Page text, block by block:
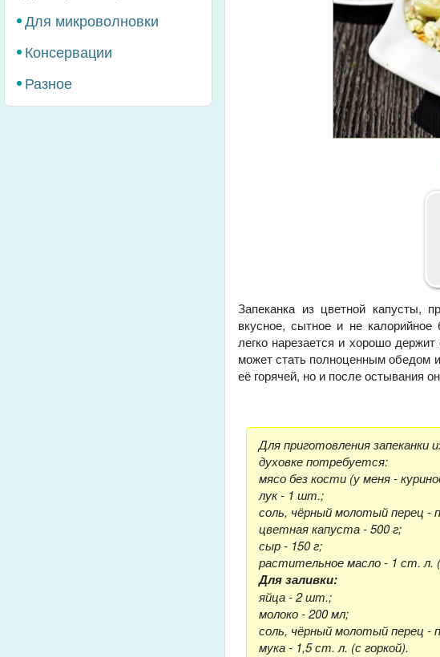
Для микроволновки
Консервации
Разное
Запеканка из цветной капусты,
вкусное, сытное и не
легко нарезается и хорошо
может стать полноценным обедом
её горячей, но и после остывания
Для приготовления
духовке потребуется:
мясо без кости (у меня -
лук - 1 шт.;
соль, чёрный молотый перец -
цветная капуста - 500 г;
сыр - 150 г;
растительное масло - 1 ст. л.
Для заливки:
яйца - 2 шт.;
молоко - 200 мл;
соль, чёрный молотый перец -
мука - 1,5 ст. л. (с горкой).